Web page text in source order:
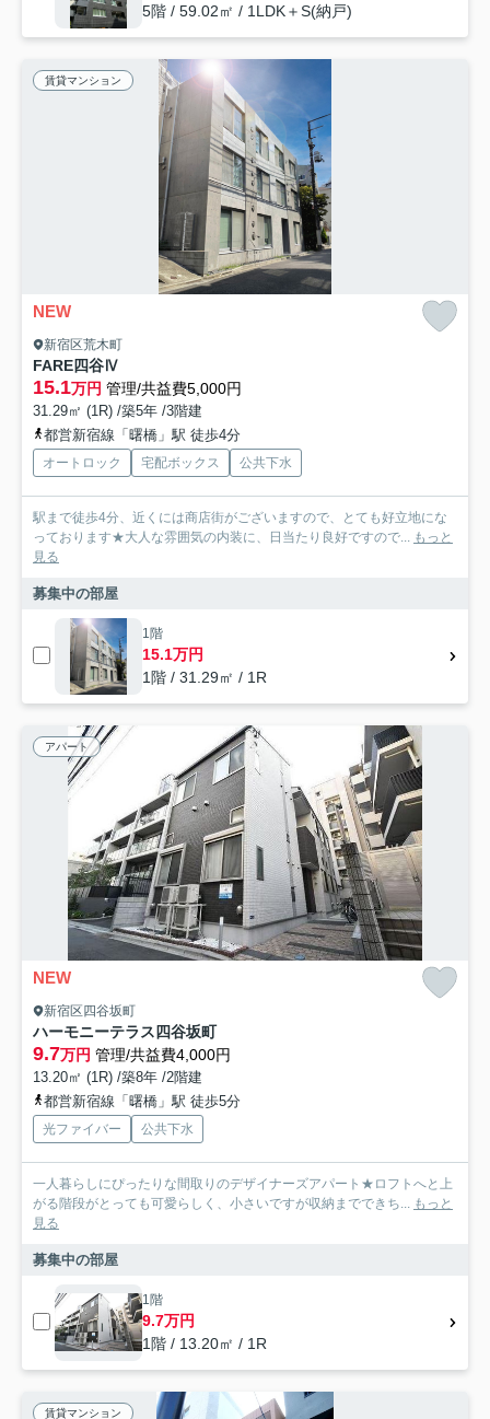
5階 / 59.02㎡ / 1LDK＋S(納戸)
賃貸マンション
NEW
新宿区荒木町
FARE四谷Ⅳ
15.1万円 管理/共益費5,000円
31.29㎡ (1R) /築5年 /3階建
都営新宿線「曙橋」駅 徒歩4分
オートロック 宅配ボックス 公共下水
駅まで徒歩4分、近くには商店街がございますので、とても好立地にな
っております★大人な雰囲気の内装に、日当たり良好ですので... もっと
見る
募集中の部屋
1階
15.1万円
1階 / 31.29㎡ / 1R
アパート
NEW
新宿区四谷坂町
ハーモニーテラス四谷坂町
9.7万円 管理/共益費4,000円
13.20㎡ (1R) /築8年 /2階建
都営新宿線「曙橋」駅 徒歩5分
光ファイバー 公共下水
一人暮らしにぴったりな間取りのデザイナーズアパート★ロフトへと上
がる階段がとっても可愛らしく、小さいですが収納までできち... もっと
見る
募集中の部屋
1階
9.7万円
1階 / 13.20㎡ / 1R
賃貸マンション